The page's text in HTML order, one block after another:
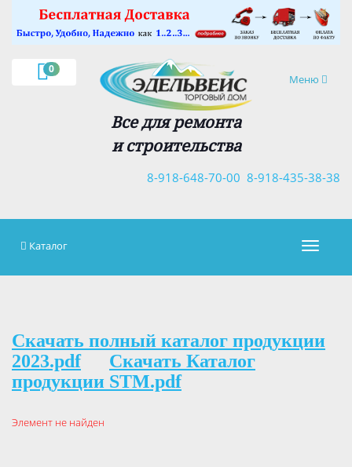
0
Навигация
Меню
Все для ремонта
и строительства
8-918-435-38-38
8-918-648-70-00
×
Каталог
Скачать полный каталог продукции
2023.pdf
Скачать Каталог
продукции STM.pdf
Элемент не найден